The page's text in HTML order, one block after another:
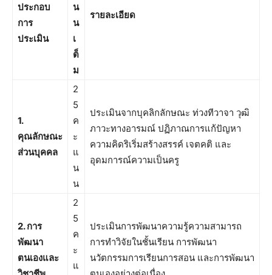
ประกอบ
การ
ประเมิน
น
น
เ
ต็
ม
รายละเอียด
1.
คุณลักษณะ
ส่วนบุคคล
2
5
ค
ะ
แ
น
น
ประเมินจากบุคลิกลักษณะ ท่วงทีวาจา วุฒิ
ภาวะทางอารมณ์ ปฏิภาณการแก้ปัญหา
ความคิดริเริ่มสร้างสรรค์ เจตคติ และ
อุดมการณ์ความเป็นครู
2. การ
พัฒนา
ตนเองและ
2
5
ค
ะ
แ
ประเมินการพัฒนาความรู้ความสามารถ
การทำวิจัยในชั้นเรียน การพัฒนา
นวัตกรรมการเรียนการสอน และการพัฒนา